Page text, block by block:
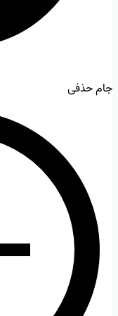
جام حذفی